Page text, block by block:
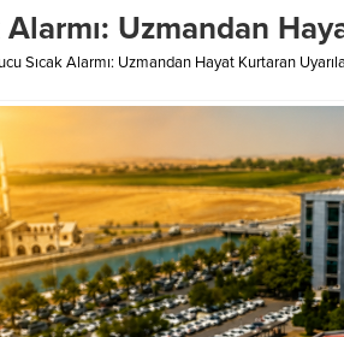
Alarmı: Uzmandan
Sıcak Alarmı: Uzmandan Hayat Kurtaran